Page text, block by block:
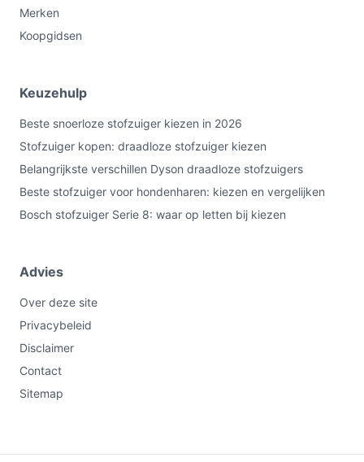
Merken
Koopgidsen
Keuzehulp
Beste snoerloze stofzuiger kiezen in 2026
Stofzuiger kopen: draadloze stofzuiger kiezen
Belangrijkste verschillen Dyson draadloze stofzuigers
Beste stofzuiger voor hondenharen: kiezen en vergelijken
Bosch stofzuiger Serie 8: waar op letten bij kiezen
Advies
Over deze site
Privacybeleid
Disclaimer
Contact
Sitemap